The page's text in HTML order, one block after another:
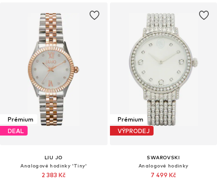
Prémium
DEAL
LIU JO
Analogové hodinky 'Tiny'
2 383 Kč
Prémium
VÝPRODEJ
SWAROVSKI
Analogové hodinky
7 499 Kč